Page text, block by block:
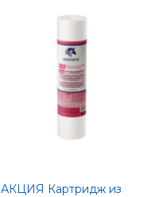
АКЦИЯ Картридж из